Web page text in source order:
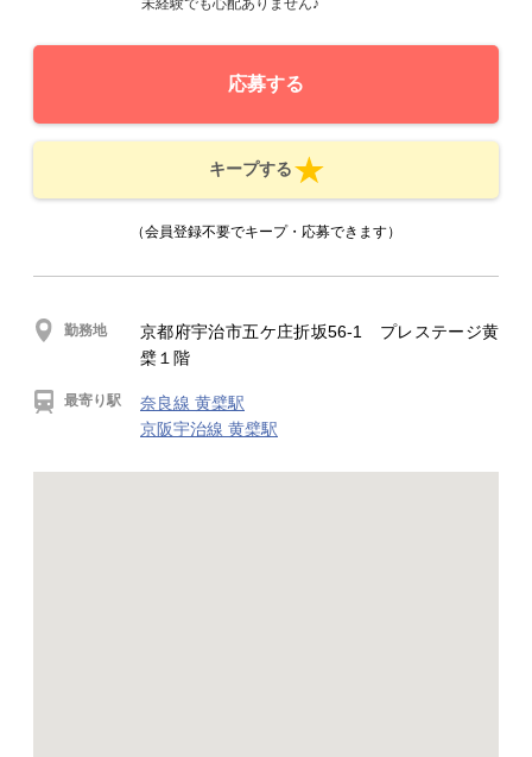
未経験でも心配ありません♪
応募する
キープする
（会員登録不要でキープ・応募できます）
勤務地
京都府宇治市五ケ庄折坂56-1 プレステージ黄
檗１階
最寄り駅
奈良線 黄檗駅
京阪宇治線 黄檗駅